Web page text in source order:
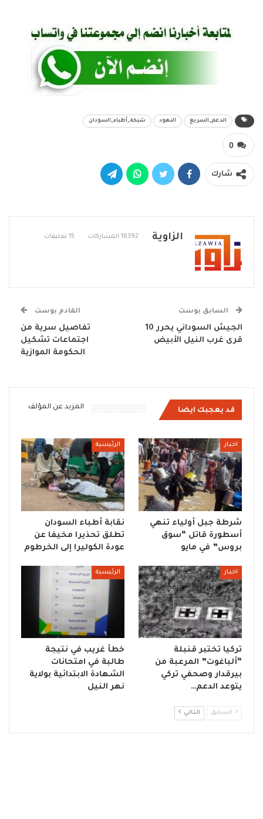
الدعم_السريع النهود شبكة_أطباء_السودان
0
شارك
الزاوية 16392 المشاركات 15 تعليقات
السابق بوست
الجيش السوداني يحرر 10
قرى غرب النيل الأبيض
القادم بوست
تفاصيل سرية من
اجتماعات تشكيل
الحكومة الموازية
قد يعجبك ايضا المزيد عن المؤلف
اخبار
شرطة جبل أولياء تنهي
أسطورة قاتل “سوق
بروس” في مايو
الرئيسية
نقابة أطباء السودان
تطلق تحذيرا مخيفا عن
عودة الكوليرا إلى الخرطوم
اخبار
تركيا تختبر قنبلة
“ألباغوت” المرعبة من
بيرقدار وصحفي تركي
يتوعد الدعم…
الرئيسية
خطأ غريب في نتيجة
طالبة في امتحانات
الشهادة الابتدائية بولاية
نهر النيل
السابق التالي